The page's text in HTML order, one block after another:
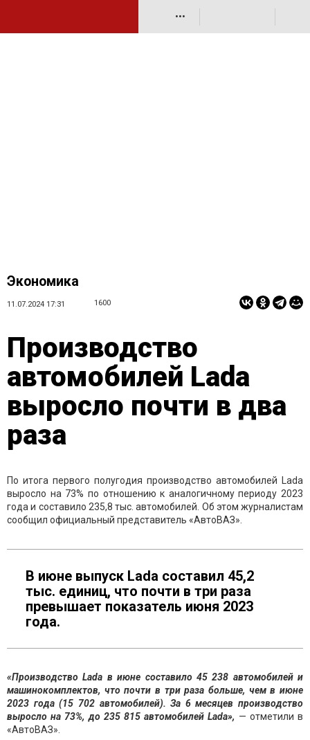
•••
Экономика
11.07.2024 17:31 1600
Производство
автомобилей Lada
выросло почти в два
раза
По итога первого полугодия производство автомобилей Lada
выросло на 73% по отношению к аналогичному периоду 2023
года и составило 235,8 тыс. автомобилей. Об этом журналистам
сообщил официальный представитель «АвтоВАЗ».
В июне выпуск Lada составил 45,2
тыс. единиц, что почти в три раза
превышает показатель июня 2023
года.
«Производство Lada в июне составило 45 238 автомобилей и
машинокомплектов, что почти в три раза больше, чем в июне
2023 года (15 702 автомобилей). За 6 месяцев производство
выросло на 73%, до 235 815 автомобилей Lada», — отметили в
«АвтоВАЗ».